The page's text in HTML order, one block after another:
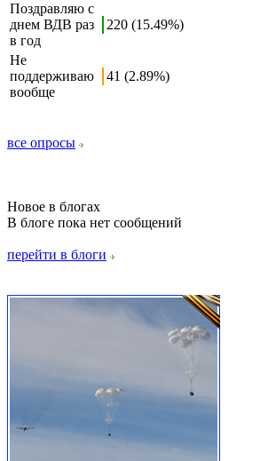
Поздравляю с
днем ВДВ раз
в год
220 (15.49%)
Не
поддерживаю
вообще
41 (2.89%)
все опросы
Новое в блогах
В блоге пока нет сообщений
перейти в блоги